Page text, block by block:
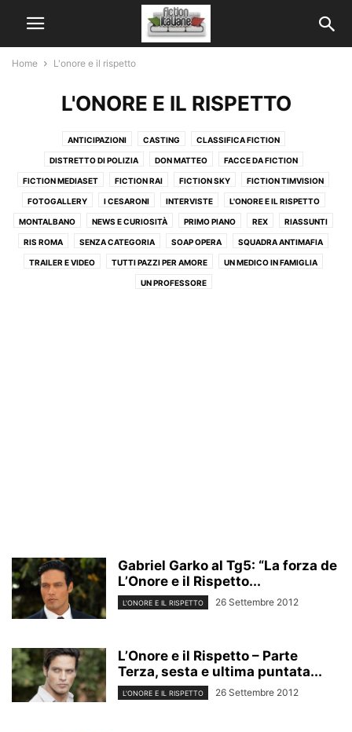
Home L'onore e il rispetto
L'ONORE E IL RISPETTO
ANTICIPAZIONI CASTING CLASSIFICA FICTION
DISTRETTO DI POLIZIA DON MATTEO FACCE DA FICTION
FICTION MEDIASET FICTION RAI FICTION SKY FICTION TIMVISION
FOTOGALLERY I CESARONI INTERVISTE L'ONORE E IL RISPETTO
MONTALBANO NEWS E CURIOSITÀ PRIMO PIANO REX RIASSUNTI
RIS ROMA SENZA CATEGORIA SOAP OPERA SQUADRA ANTIMAFIA
TRAILER E VIDEO TUTTI PAZZI PER AMORE UN MEDICO IN FAMIGLIA
UN PROFESSORE
Gabriel Garko al Tg5: “La forza de
L’Onore e il Rispetto...
L'ONORE E IL RISPETTO 26 Settembre 2012
L’Onore e il Rispetto – Parte
Terza, sesta e ultima puntata...
L'ONORE E IL RISPETTO 26 Settembre 2012